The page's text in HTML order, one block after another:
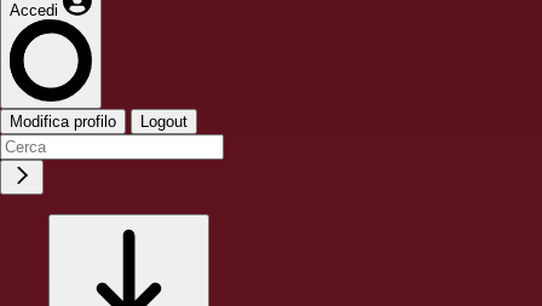
Accedi
Modifica profilo Logout